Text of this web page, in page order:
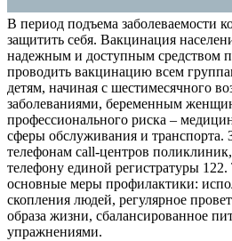
В период подъема заболеваемости
защитить себя. Вакцинация
надежным и доступным средством
проводить вакцинацию всем
детям, начиная с шестимесячного
заболеваниями, беременным
профессионального риска –
сферы обслуживания и
телефонам call-центров
телефону единой регистратуры
основные меры профилактики:
скопления людей, регулярное
образа жизни, сбалансированное
упражнениями.